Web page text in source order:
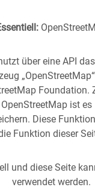
über eine API
Foundation.
ist es
Diese
Funktion dieser
und diese Seite
verwendet werden.